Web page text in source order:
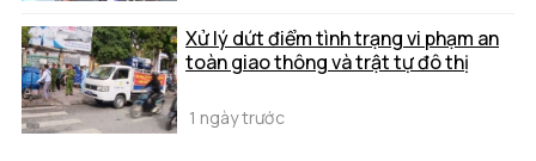
Xử lý dứt điểm tình trạng vi phạm an
toàn giao thông và trật tự đô thị
1 ngày trước